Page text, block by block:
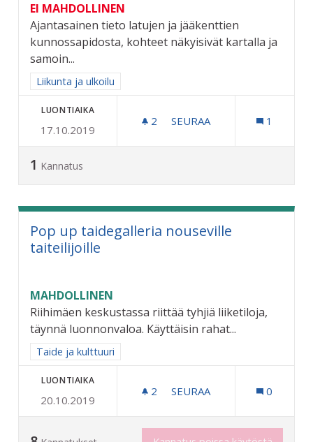
EI MAHDOLLINEN
Ajantasainen tieto latujen ja jääkenttien
kunnossapidosta, kohteet näkyisivät kartalla ja
samoin...
Rajaa tulokset aihepiirin mukaan: Liikunta ja ulkoilu
Liikunta ja ulkoilu
LUONTIAIKA
17.10.2019
2 2 SEURAAJAA
SEURAA 1
1 Kannatus
Pop up taidegalleria nouseville
taiteilijoille
MAHDOLLINEN
Riihimäen keskustassa riittää tyhjiä liiketiloja,
täynnä luonnonvaloa. Käyttäisin rahat...
Rajaa tulokset aihepiirin mukaan: Taide ja kulttuuri
Taide ja kulttuuri
LUONTIAIKA
20.10.2019
2 2 SEURAAJAA
SEURAA 0